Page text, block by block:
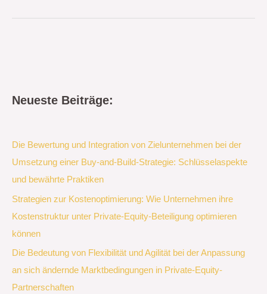
Neueste Beiträge:
Die Bewertung und Integration von Zielunternehmen bei der
Umsetzung einer Buy-and-Build-Strategie: Schlüsselaspekte
und bewährte Praktiken
Strategien zur Kostenoptimierung: Wie Unternehmen ihre
Kostenstruktur unter Private-Equity-Beteiligung optimieren
können
Die Bedeutung von Flexibilität und Agilität bei der Anpassung
an sich ändernde Marktbedingungen in Private-Equity-
Partnerschaften